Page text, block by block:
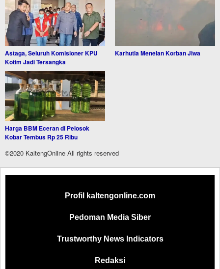
Astaga, Seluruh Komisioner KPU
Kotim Jadi Tersangka
Karhutla Menelan Korban Jiwa
Harga BBM Eceran di Pelosok
Kobar Tembus Rp 25 Ribu
©2020 KaltengOnline All rights reserved
Profil kaltengonline.com
Pedoman Media Siber
Trustworthy News Indicators
Redaksi